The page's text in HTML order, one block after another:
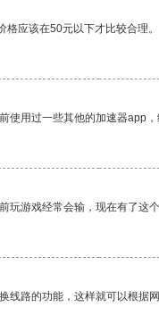
应该在50元以下才比较合理。
用过一些其他的加速器app
游戏经常会输，现在有了这
路的功能，这样就可以根据